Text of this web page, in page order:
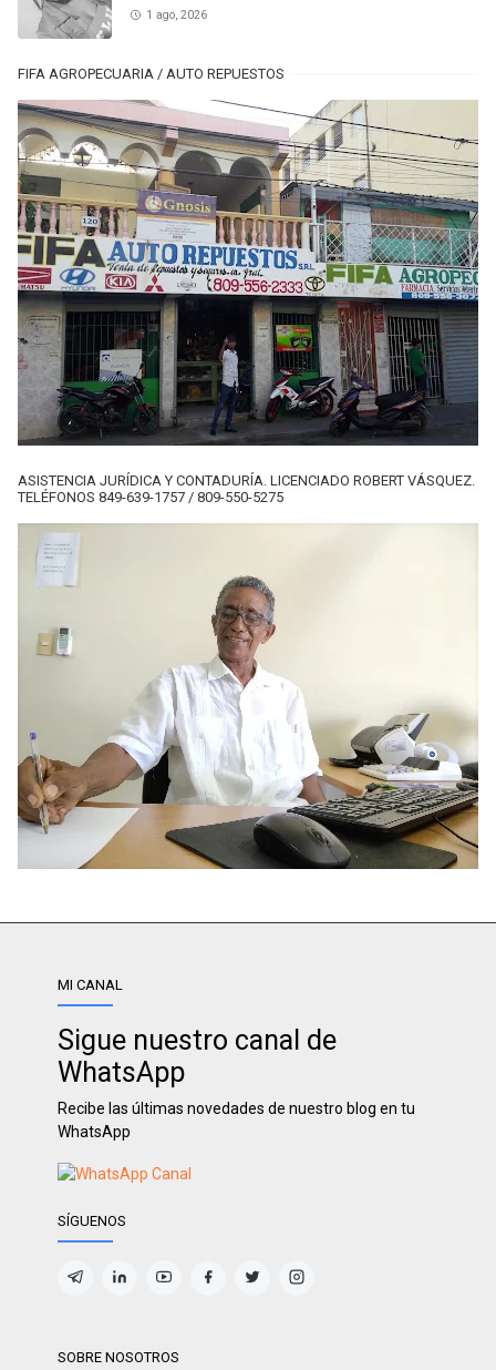
1 ago, 2026
FIFA AGROPECUARIA / AUTO REPUESTOS
ASISTENCIA JURÍDICA Y CONTADURÍA. LICENCIADO ROBERT VÁSQUEZ.
TELÉFONOS 849-639-1757 / 809-550-5275
MI CANAL
Sigue nuestro canal de
WhatsApp
Recibe las últimas novedades de nuestro blog en tu
WhatsApp
SÍGUENOS
SOBRE NOSOTROS